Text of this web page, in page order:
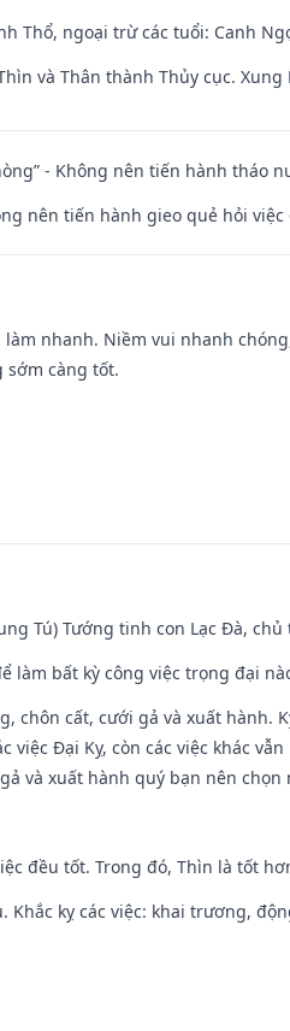
Thổ, ngoại trừ các tuổi: Canh
và Thân thành Thủy cục.
- Không nên tiến hành tháo
nên tiến hành gieo quẻ hỏi
nhanh. Niềm vui nhanh
sớm càng tốt.
Tú) Tướng tinh con Lạc Đà,
làm bất kỳ công việc trọng đại
chôn cất, cưới gả và xuất
việc Đại Kỵ, còn các việc khác
và xuất hành quý bạn nên
đều tốt. Trong đó, Thìn là tốt
Khắc kỵ các việc: khai trương,